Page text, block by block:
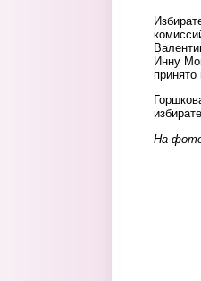
Инну
принято
На